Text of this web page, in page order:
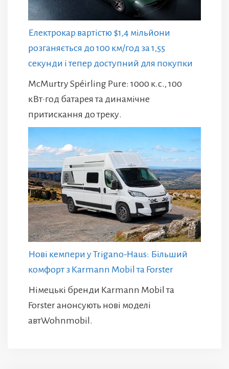
Електрокар вартістю $1,4 мільйони
розганяється до 100 км/год за 1,55
секунди і тепер доступний для покупки
McMurtry Spéirling Pure: 1000 к.с., 100
кВт·год батарея та динамічне
притискання до треку.
Нові кемпери у Trigano-Haus: Більший
комфорт з Karmann Mobil та Forster
Німецькі бренди Karmann Mobil та
Forster анонсують нові моделі
автWohnmobil.